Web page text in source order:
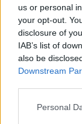
us or personal
your opt-out.
disclosure of
IAB’s list of
also be
Downstream
Personal